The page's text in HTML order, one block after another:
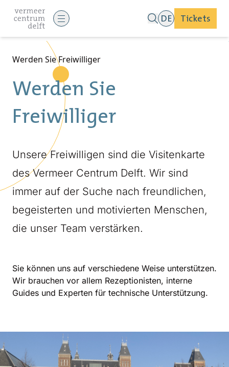
DE Tickets
Werden Sie Freiwilliger
Werden Sie
Freiwilliger
Unsere Freiwilligen sind die Visitenkarte
des Vermeer Centrum Delft. Wir sind
immer auf der Suche nach freundlichen,
begeisterten und motivierten Menschen,
die unser Team verstärken.
Sie können uns auf verschiedene Weise unterstützen.
Wir brauchen vor allem Rezeptionisten, interne
Guides und Experten für technische Unterstützung.